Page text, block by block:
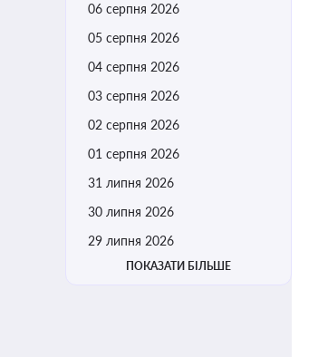
06 серпня 2026
05 серпня 2026
04 серпня 2026
03 серпня 2026
02 серпня 2026
01 серпня 2026
31 липня 2026
30 липня 2026
29 липня 2026
ПОКАЗАТИ БІЛЬШЕ